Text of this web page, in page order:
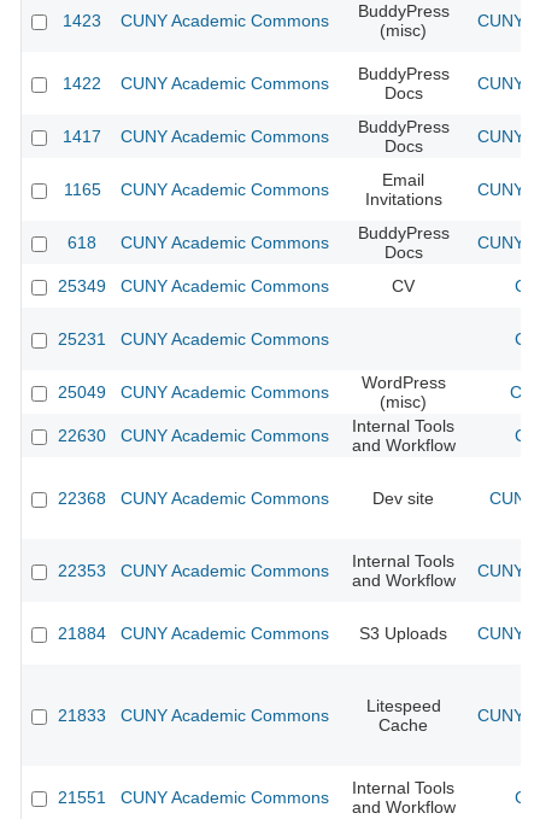
1423 CUNY Academic Commons
BuddyPress
(misc)
CUNY
1422 CUNY Academic Commons
BuddyPress
Docs
CUNY
1417 CUNY Academic Commons
BuddyPress
Docs
CUNY
1165 CUNY Academic Commons
Email
Invitations
CUNY
618 CUNY Academic Commons
BuddyPress
Docs
CUNY
25349 CUNY Academic Commons CV
25231 CUNY Academic Commons
25049 CUNY Academic Commons
WordPress
(misc)
22630 CUNY Academic Commons
Internal Tools
and Workflow
22368 CUNY Academic Commons Dev site
22353 CUNY Academic Commons
Internal Tools
and Workflow
CUNY
21884 CUNY Academic Commons S3 Uploads CUNY
21833 CUNY Academic Commons
Litespeed
Cache
CUNY
21551 CUNY Academic Commons
Internal Tools
and Workflow